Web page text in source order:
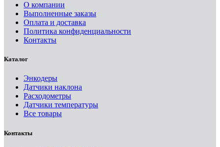
О компании
Выполненные заказы
Оплата и доставка
Политика конфиденциальности
Контакты
Каталог
Энкодеры
Датчики наклона
Расходометры
Датчики температуры
Все товары
Контакты